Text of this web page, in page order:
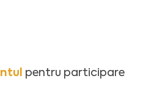
pentru participare